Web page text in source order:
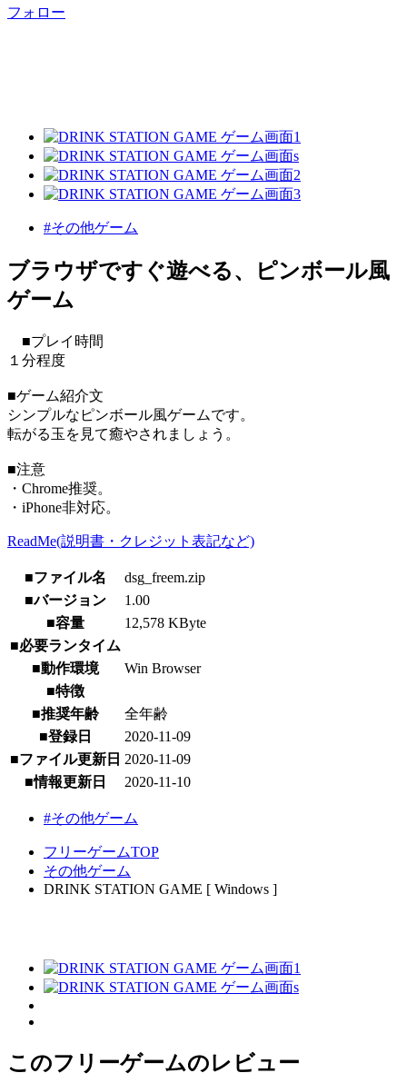
フォロー
#その他ゲーム
ブラウザですぐ遊べる、ピンボール風
ゲーム
■プレイ時間
１分程度
■ゲーム紹介文
シンプルなピンボール風ゲームです。
転がる玉を見て癒やされましょう。
■注意
・Chrome推奨。
・iPhone非対応。
ReadMe(説明書・クレジット表記など)
■ファイル名
dsg_freem.zip
■バージョン
1.00
■容量
12,578 KByte
■必要ランタイム
■動作環境
Win Browser
■特徴
■推奨年齢
全年齢
■登録日
2020-11-09
■ファイル更新日 2020-11-09
■情報更新日
2020-11-10
#その他ゲーム
フリーゲームTOP
その他ゲーム
DRINK STATION GAME [ Windows ]
このフリーゲームのレビュー